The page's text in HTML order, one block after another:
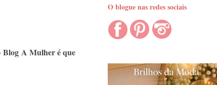
Blog A Mulher é que
O blogue nas redes sociais